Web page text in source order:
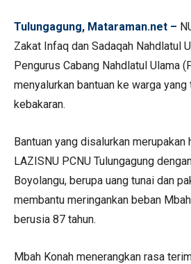
Tulungagung, Mataraman.net –
Zakat Infaq dan Sadaqah Nahdlatul
Pengurus Cabang Nahdlatul Ulama
menyalurkan bantuan ke warga
kebakaran.
Bantuan yang disalurkan
LAZISNU PCNU Tulungagung
Boyolangu, berupa uang tunai dan
membantu meringankan beban
berusia 87 tahun.
Mbah Konah menerangkan rasa